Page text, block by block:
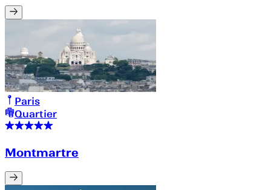
Paris
Quartier
Montmartre